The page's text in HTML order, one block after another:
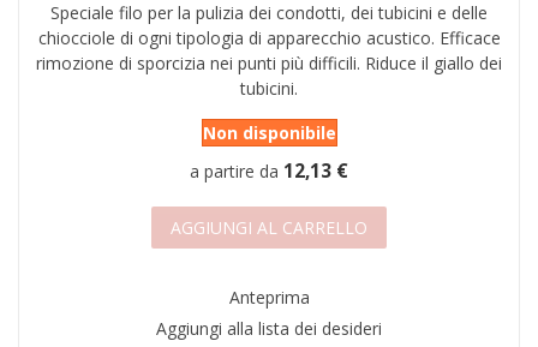
Speciale filo per la pulizia dei condotti, dei tubicini e delle
chiocciole di ogni tipologia di apparecchio acustico. Efficace
rimozione di sporcizia nei punti più difficili. Riduce il giallo dei
tubicini.
Non disponibile
a partire da 12,13 €
AGGIUNGI AL CARRELLO
Anteprima
Aggiungi alla lista dei desideri